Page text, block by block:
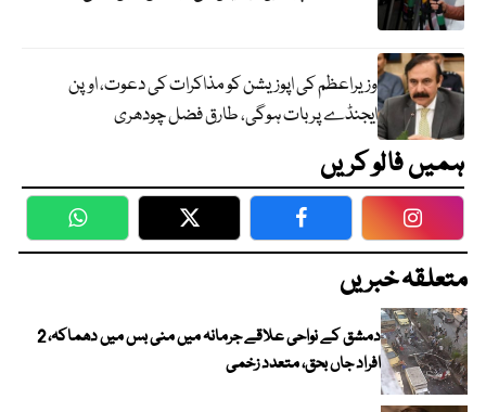
وزیراعظم کی اپوزیشن کو مذاکرات کی دعوت، اوپن
ایجنڈے پر بات ہوگی، طارق فضل چودھری
ہمیں فالو کریں
WhatsApp Twitter Facebook
متعلقہ خبریں
دمشق کے نواحی علاقے جرمانہ میں منی بس میں دھماکہ، 2
افراد جاں بحق، متعدد زخمی